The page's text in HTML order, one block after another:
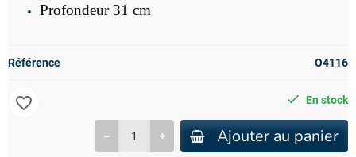
Profondeur 31 cm
Référence O4116
En stock
Ajouter au panier
favorite_border